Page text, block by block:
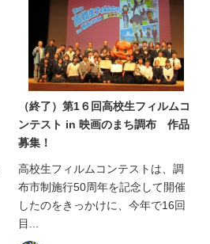
（終了）第1６回高校生フィルムコ
ンテスト in 映画のまち調布 作品
募集！
高校生フィルムコンテストは、調
布市制施行50周年を記念して開催
したのをきっかけに、今年で16回
目...